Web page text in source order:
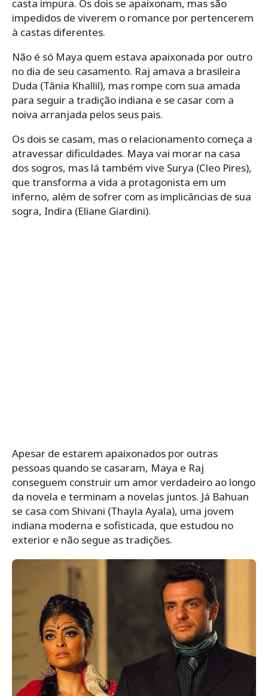
casta impura. Os dois se apaixonam, mas são
impedidos de viverem o romance por pertencerem
à castas diferentes.
Não é só Maya quem estava apaixonada por outro
no dia de seu casamento. Raj amava a brasileira
Duda (Tânia Khallil), mas rompe com sua amada
para seguir a tradição indiana e se casar com a
noiva arranjada pelos seus pais.
Os dois se casam, mas o relacionamento começa a
atravessar dificuldades. Maya vai morar na casa
dos sogros, mas lá também vive Surya (Cleo Pires),
que transforma a vida a protagonista em um
inferno, além de sofrer com as implicâncias de sua
sogra, Indira (Eliane Giardini).
Apesar de estarem apaixonados por outras
pessoas quando se casaram, Maya e Raj
conseguem construir um amor verdadeiro ao longo
da novela e terminam a novelas juntos. Já Bahuan
se casa com Shivani (Thayla Ayala), uma jovem
indiana moderna e sofisticada, que estudou no
exterior e não segue as tradições.